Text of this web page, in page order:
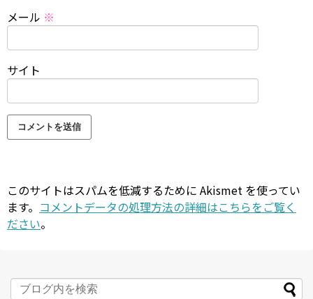
メール ※
サイト
このサイトはスパムを低減するために Akismet を使ってい
ます。 コメントデータの処理方法の詳細はこちらをご覧く
ださい。